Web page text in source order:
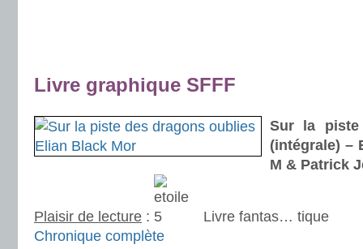
Livre graphique SFFF
Sur la piste
(intégrale) –
M & Patrick
Plaisir de lecture :
Livre fantas… tique
Chronique complète